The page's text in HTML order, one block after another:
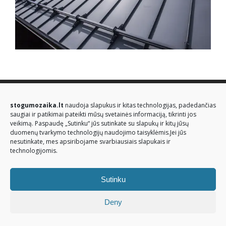
stogumozaika.lt naudoja slapukus ir kitas technologijas, padedančias
saugiai ir patikimai pateikti mūsų svetainės informaciją, tikrinti jos
veikimą. Paspaudę „Sutinku“ jūs sutinkate su slapukų ir kitų jūsų
duomenų tvarkymo technologijų naudojimo taisyklėmis.Jei jūs
nesutinkate, mes apsiribojame svarbiausiais slapukais ir
technologijomis.
Sutinku
Deny